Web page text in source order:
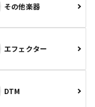
その他楽器
エフェクター
DTM